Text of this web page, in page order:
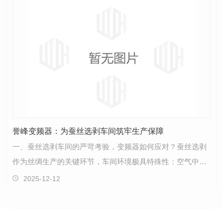
誉峰变频器：为蚕丝选剥车间筑牢生产保障
一、蚕丝选剥车间的严苛考验，变频器如何应对？蚕丝选剥
作为丝绸生产的关键环节，车间环境极具特殊性：空气中漂
浮的细小蚕丝纤维、粉尘与水汽、油污交织，对电气设…
2025-12-12